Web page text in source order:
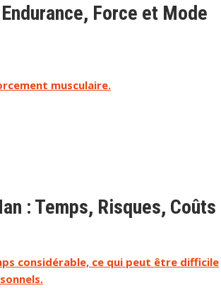
Force et Mode
musculaire.
: Temps, Risques, Coûts
considérable, ce qui peut être difficile